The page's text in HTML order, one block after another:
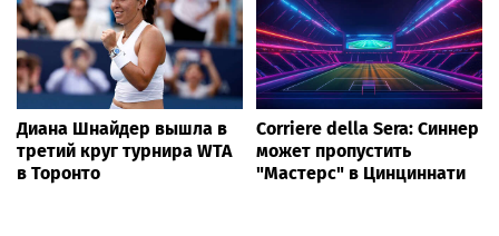
Диана Шнайдер вышла в
третий круг турнира WTA
в Торонто
Corriere della Sera: Синнер
может пропустить
"Мастерс" в Цинциннати